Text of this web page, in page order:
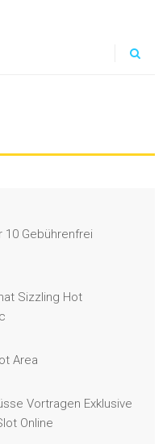
10 Gebührenfrei
Sizzling Hot
Area
Vortragen Exklusive
Online